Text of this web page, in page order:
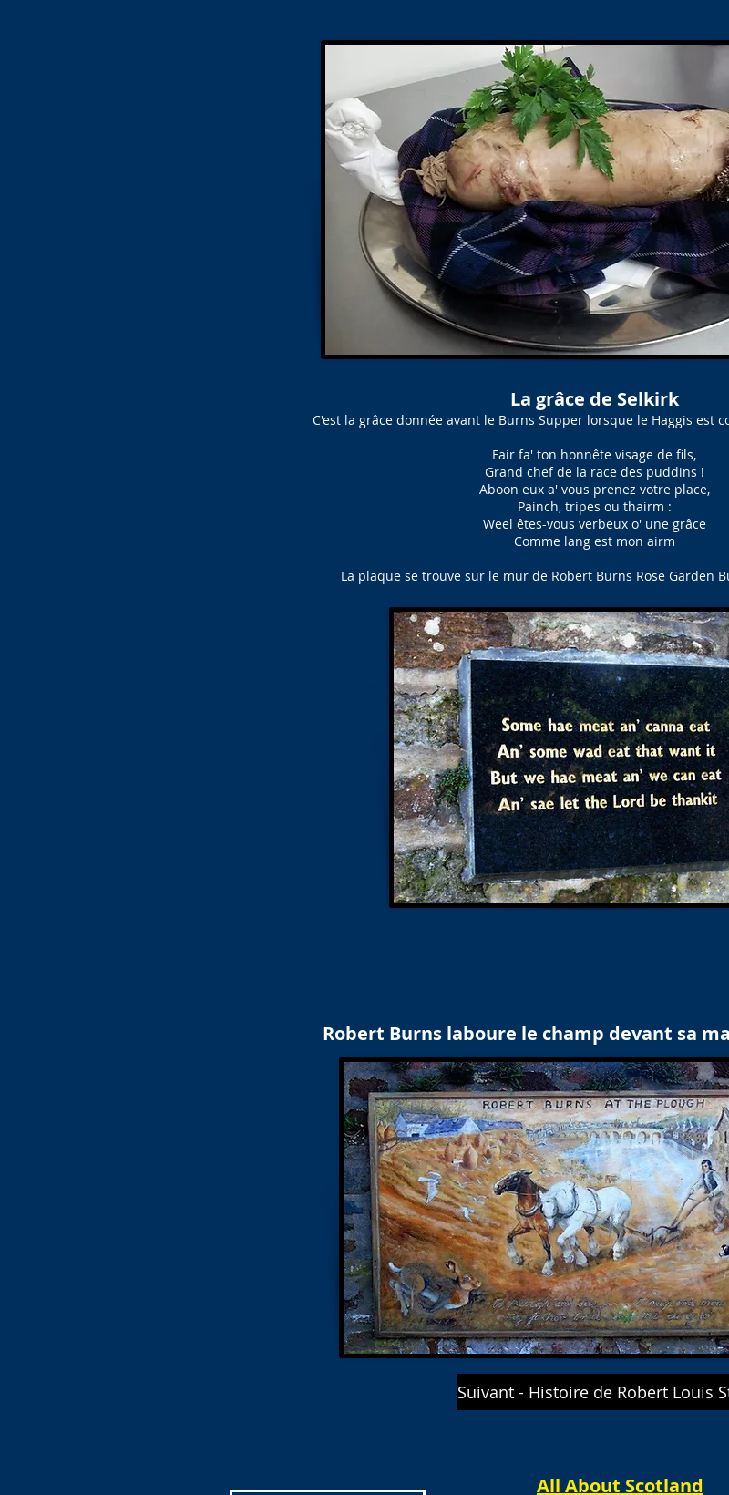
La grâce de Selkirk
C'est la grâce donnée avant le Burns Supper lorsque le Haggis est
Fair fa' ton honnête visage de fils,
Grand chef de la race des puddins !
Aboon eux a' vous prenez votre place,
Painch, tripes ou thairm :
Weel êtes-vous verbeux o' une grâce
Comme lang est mon airm
La plaque se trouve sur le mur de Robert Burns Rose Garden
Robert Burns laboure le champ devant sa
All About Scotland